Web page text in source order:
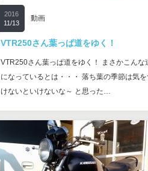
2016
11/13
動画
VTR250さん葉っぱ道をゆく！
VTR250さん葉っぱ道をゆく！ まさかこんな
になっているとは・・・ 落ち葉の季節は気
けないといけないな～ と思った…